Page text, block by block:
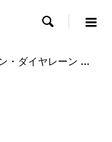

・ダイヤレーン